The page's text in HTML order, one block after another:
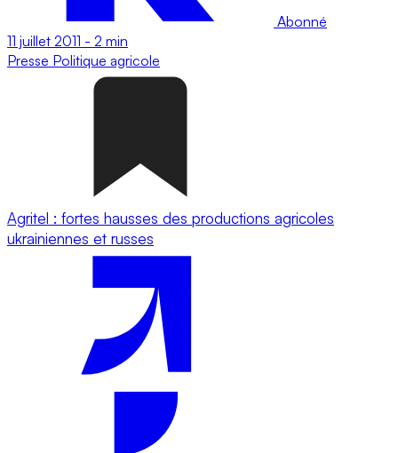
Abonné
11 juillet 2011 - 2 min
Presse Politique agricole
Agritel : fortes hausses des productions agricoles
ukrainiennes et russes